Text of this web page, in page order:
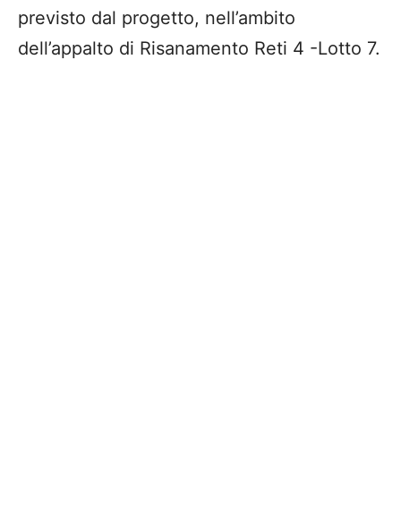
previsto dal progetto, nell’ambito
dell’appalto di Risanamento Reti 4 -Lotto 7.